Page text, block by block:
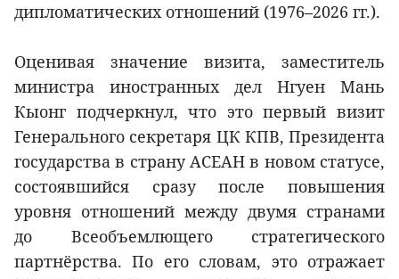
дипломатических отношений (1976–2026 гг.).
Оценивая значение визита, заместитель
министра иностранных дел Нгуен Мань
Кыонг подчеркнул, что это первый визит
Генерального секретаря ЦК КПВ, Президента
государства в страну АСЕАН в новом статусе,
состоявшийся сразу после повышения
уровня отношений между двумя странами
до Всеобъемлющего стратегического
партнёрства. По его словам, это отражает